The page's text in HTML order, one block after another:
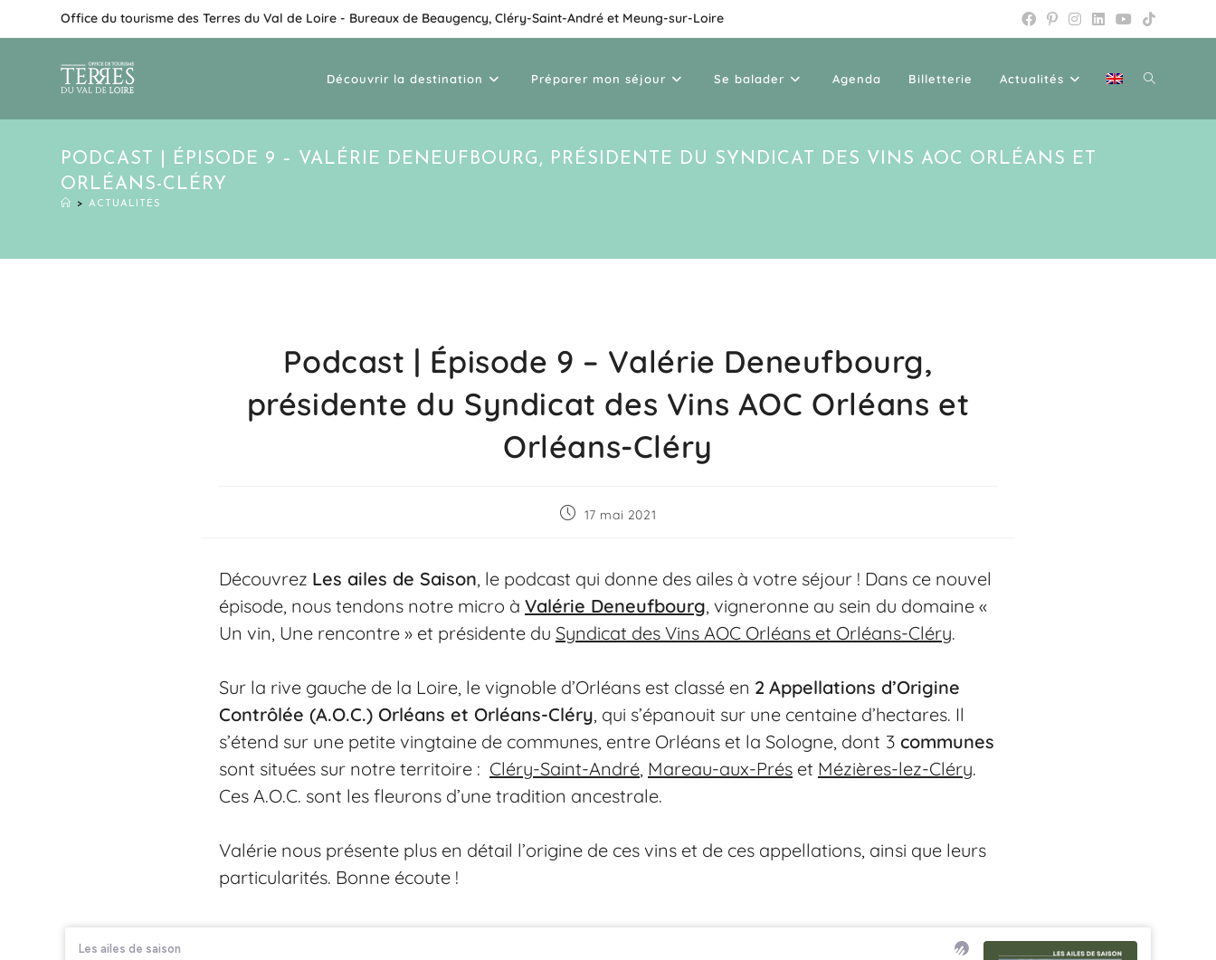
Office du tourisme des Terres du Val de Loire - Bureaux de Beaugency, Cléry-Saint-André et Meung-sur-Loire
Découvrir la destination Préparer mon séjour Se balader Agenda Billetterie Actualités
PODCAST | ÉPISODE 9 – VALÉRIE DENEUFBOURG, PRÉSIDENTE DU SYNDICAT DES VINS AOC ORLÉANS ET
ORLÉANS-CLÉRY
> ACTUALITÉS
Podcast | Épisode 9 – Valérie Deneufbourg,
présidente du Syndicat des Vins AOC Orléans et
Orléans-Cléry
17 mai 2021
Découvrez Les ailes de Saison, le podcast qui donne des ailes à votre séjour ! Dans ce nouvel
épisode, nous tendons notre micro à Valérie Deneufbourg, vigneronne au sein du domaine «
Un vin, Une rencontre » et présidente du Syndicat des Vins AOC Orléans et Orléans-Cléry.
Sur la rive gauche de la Loire, le vignoble d’Orléans est classé en 2 Appellations d’Origine
Contrôlée (A.O.C.) Orléans et Orléans-Cléry, qui s’épanouit sur une centaine d’hectares. Il
s’étend sur une petite vingtaine de communes, entre Orléans et la Sologne, dont 3 communes
sont situées sur notre territoire : Cléry-Saint-André, Mareau-aux-Prés et Mézières-lez-Cléry.
Ces A.O.C. sont les fleurons d’une tradition ancestrale.
Valérie nous présente plus en détail l’origine de ces vins et de ces appellations, ainsi que leurs
particularités. Bonne écoute !